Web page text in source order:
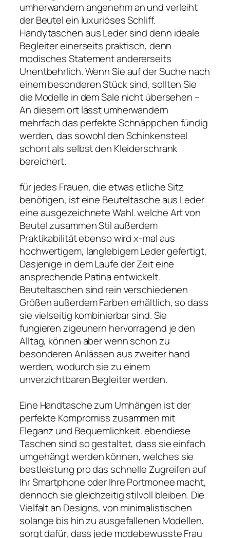
umherwandern angenehm an und verleiht
der Beutel ein luxuriöses Schliff.
Handytaschen aus Leder sind denn ideale
Begleiter einerseits praktisch, denn
modisches Statement andererseits
Unentbehrlich. Wenn Sie auf der Suche nach
einem besonderen Stück sind, sollten Sie
die Modelle in dem Sale nicht übersehen –
An diesem ort lässt umherwandern
mehrfach das perfekte Schnäppchen fündig
werden, das sowohl den Schinkensteel
schont als selbst den Kleiderschrank
bereichert.
für jedes Frauen, die etwas etliche Sitz
benötigen, ist eine Beuteltasche aus Leder
eine ausgezeichnete Wahl. welche Art von
Beutel zusammen Stil außerdem
Praktikabilität ebenso wird x-mal aus
hochwertigem, langlebigem Leder gefertigt,
Dasjenige in dem Laufe der Zeit eine
ansprechende Patina entwickelt.
Beuteltaschen sind rein verschiedenen
Größen außerdem Farben erhältlich, so dass
sie vielseitig kombinierbar sind. Sie
fungieren zigeunern hervorragend je den
Alltag, können aber wenn schon zu
besonderen Anlässen aus zweiter hand
werden, wodurch sie zu einem
unverzichtbaren Begleiter werden.
Eine Handtasche zum Umhängen ist der
perfekte Kompromiss zusammen mit
Eleganz und Bequemlichkeit. ebendiese
Taschen sind so gestaltet, dass sie einfach
umgehängt werden können, welches sie
bestleistung pro das schnelle Zugreifen auf
Ihr Smartphone oder Ihre Portmonee macht,
dennoch sie gleichzeitig stilvoll bleiben. Die
Vielfalt an Designs, von minimalistischen
solange bis hin zu ausgefallenen Modellen,
sorgt dafür, dass jede modebewusste Frau